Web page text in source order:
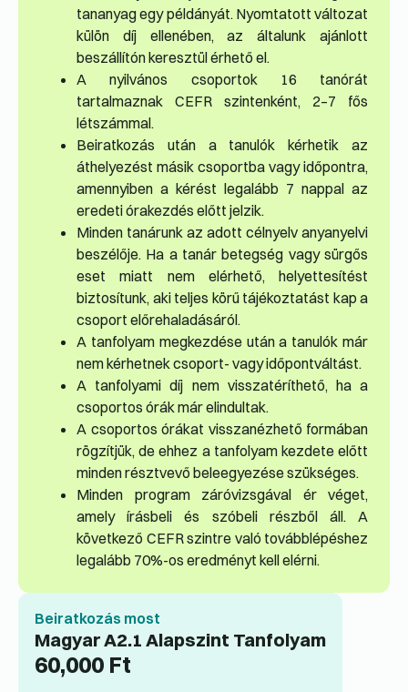
tananyag egy példányát. Nyomtatott változat
külön díj ellenében, az általunk ajánlott
beszállítón keresztül érhető el.
A nyilvános csoportok 16 tanórát
tartalmaznak CEFR szintenként, 2–7 fős
létszámmal.
Beiratkozás után a tanulók kérhetik az
áthelyezést másik csoportba vagy időpontra,
amennyiben a kérést legalább 7 nappal az
eredeti órakezdés előtt jelzik.
Minden tanárunk az adott célnyelv anyanyelvi
beszélője. Ha a tanár betegség vagy sürgős
eset miatt nem elérhető, helyettesítést
biztosítunk, aki teljes körű tájékoztatást kap a
csoport előrehaladásáról.
A tanfolyam megkezdése után a tanulók már
nem kérhetnek csoport- vagy időpontváltást.
A tanfolyami díj nem visszatéríthető, ha a
csoportos órák már elindultak.
A csoportos órákat visszanézhető formában
rögzítjük, de ehhez a tanfolyam kezdete előtt
minden résztvevő beleegyezése szükséges.
Minden program záróvizsgával ér véget,
amely írásbeli és szóbeli részből áll. A
következő CEFR szintre való továbblépéshez
legalább 70%-os eredményt kell elérni.
Beiratkozás most
Magyar A2.1 Alapszint Tanfolyam
60,000 Ft